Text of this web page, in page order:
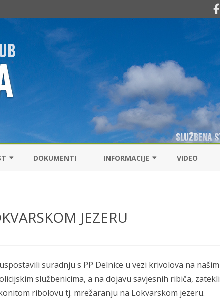
REKORD PASTRVE
DOKUMENTI INFORMACIJE
KAKO DO NAS
VIDEO
JEZERU
suradnju s PP Delnice u vezi krivolova na našim
službenicima, a na dojavu savjesnih ribiča, zatekli
ribolovu tj. mrežaranju na Lokvarskom jezeru.